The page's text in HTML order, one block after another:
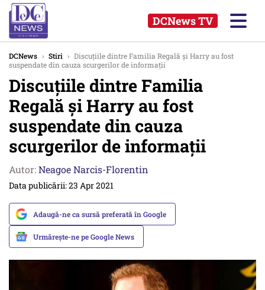
DCNews TV
DCNews › Stiri › Discuțiile dintre Familia Regală și Harry au fost
suspendate din cauza scurgerilor de informații
Discuțiile dintre Familia
Regală și Harry au fost
suspendate din cauza
scurgerilor de informații
Autor:Neagoe Narcis-Florentin
Data publicării: 23 Apr 2021
Adaugă-ne ca sursă preferată în Google
Urmărește-ne pe Google News